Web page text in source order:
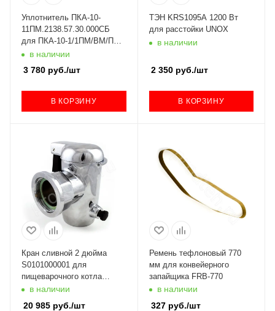
Уплотнитель ПКА-10-
11ПМ.2138.57.30.000СБ
для ПКА-10-1/1ПМ/ВМ/ПП
Абат (с 2010 года) код
в наличии
3 780 руб./шт
В КОРЗИНУ
ТЭН KRS1095A 1200 Вт
для расстойки UNOX
в наличии
2 350руб./шт
В КОРЗИНУ
Кран сливной 2 дюйма
S0101000001 для
пищеварочного котла
КПЭМ 120000025714
в наличии
20 985 руб./шт
Ремень тефлоновый 770
мм для конвейерного
запайщика FRB-770
в наличии
327руб./шт